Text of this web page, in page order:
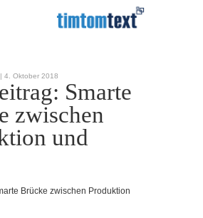
4. Oktober 2018
Smarte
zwischen
und
Brücke zwischen Produktion